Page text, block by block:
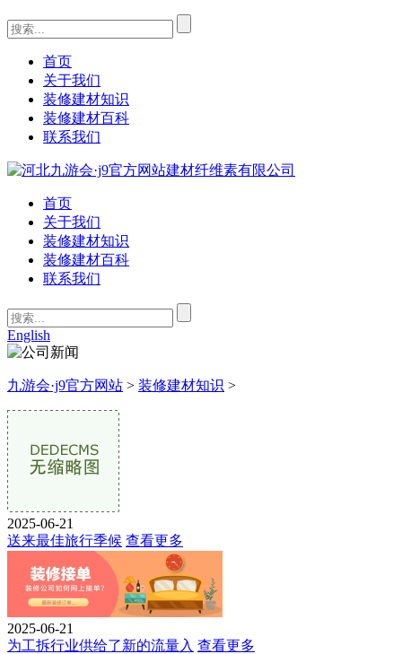
首页
关于我们
装修建材知识
装修建材百科
联系我们
首页
关于我们
装修建材知识
装修建材百科
联系我们
English
九游会·j9官方网站 > 装修建材知识 >
2025-06-21
送来最佳旅行季候 查看更多
2025-06-21
为工拆行业供给了新的流量入 查看更多